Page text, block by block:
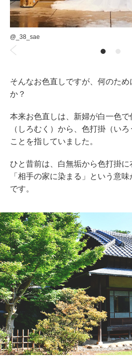
@_38_sae
そんなお色直しですが、何のた
か？
本来お色直しは、新婦が白一色
（しろむく）から、色打掛（い
ことを指していました。
ひと昔前は、白無垢から色打掛に
「相手の家に染まる」という意
です。